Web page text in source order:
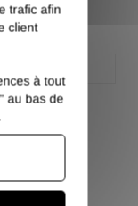
trafic afin
client
à tout
au bas de